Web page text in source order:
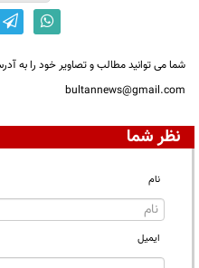
شما می توانید مطالب و تصاویر خود را به
bultannews@gmail.com
نظر شما
نام
ایمیل